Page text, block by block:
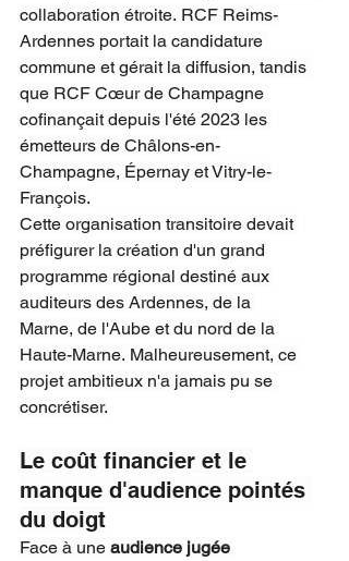
collaboration étroite. RCF Reims-
Ardennes portait la candidature
commune et gérait la diffusion, tandis
que RCF Cœur de Champagne
cofinançait depuis l'été 2023 les
émetteurs de Châlons-en-
Champagne, Épernay et Vitry-le-
François.
Cette organisation transitoire devait
préfigurer la création d'un grand
programme régional destiné aux
auditeurs des Ardennes, de la
Marne, de l'Aube et du nord de la
Haute-Marne. Malheureusement, ce
projet ambitieux n'a jamais pu se
concrétiser.
Le coût financier et le
manque d'audience pointés
du doigt
Face à une audience jugée